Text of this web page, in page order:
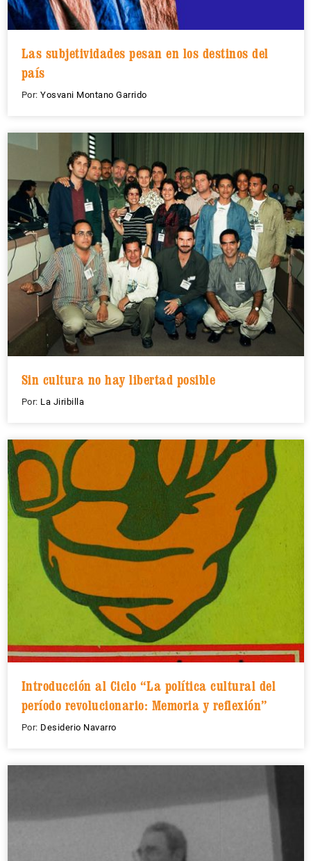
Las subjetividades pesan en los destinos del
país
Por: Yosvani Montano Garrido
Sin cultura no hay libertad posible
Por: La Jiribilla
Introducción al Ciclo “La política cultural del
período revolucionario: Memoria y reflexión”
Por: Desiderio Navarro